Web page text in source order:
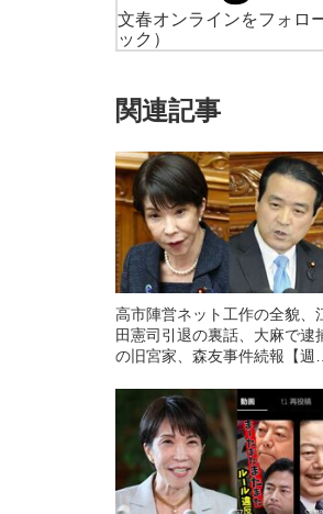
文春オンラインをフォロ
ック）
関連記事
高市陣営ネット工作の全貌、
田憲司引退の裏話、大麻で逮
の旧宮家、森友事件続報【週刊
5/24~5/30】